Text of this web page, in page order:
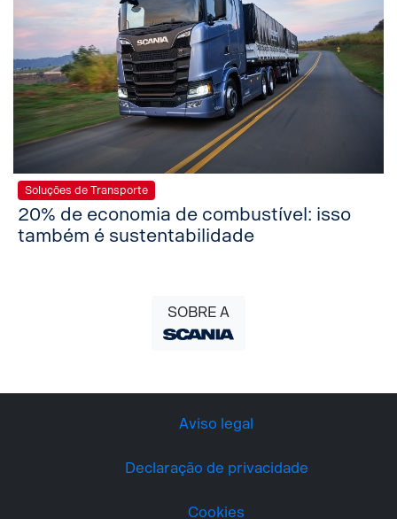
Soluções de Transporte
20% de economia de combustível: isso
também é sustentabilidade
SOBRE A
Aviso legal
Declaração de privacidade
Cookies